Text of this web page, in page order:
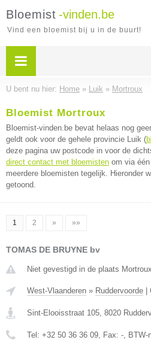
Bloemist -vinden.be
Vind een bloemist bij u in de buurt!
U bent nu hier: Home » Luik » Mortroux
Bloemist Mortroux
Bloemist-vinden.be bevat helaas nog
geldt ook voor de gehele provincie Luik (
deze pagina uw postcode in voor de
direct contact met bloemisten om via
meerdere bloemisten tegelijk. Hieronder
getoond.
1 2 » »»
TOMAS DE BRUYNE bv
Niet gevestigd in de plaats
West-Vlaanderen » Ruddervoorde
Sint-Elooisstraat 105, 8020
Tel: +32 50 36 36 09, Fax: -, BTW-